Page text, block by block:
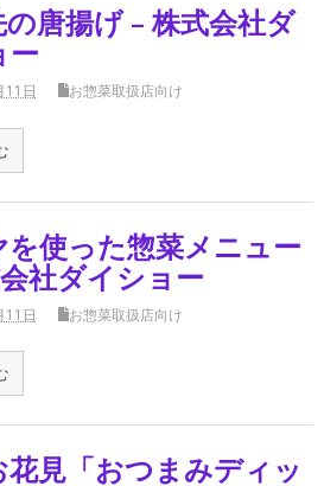
唐揚げ – 株式会社ダ
ー
11日 お惣菜取扱店向け
を使った惣菜メニュー
社ダイショー
11日 お惣菜取扱店向け
見「おつまみディッ